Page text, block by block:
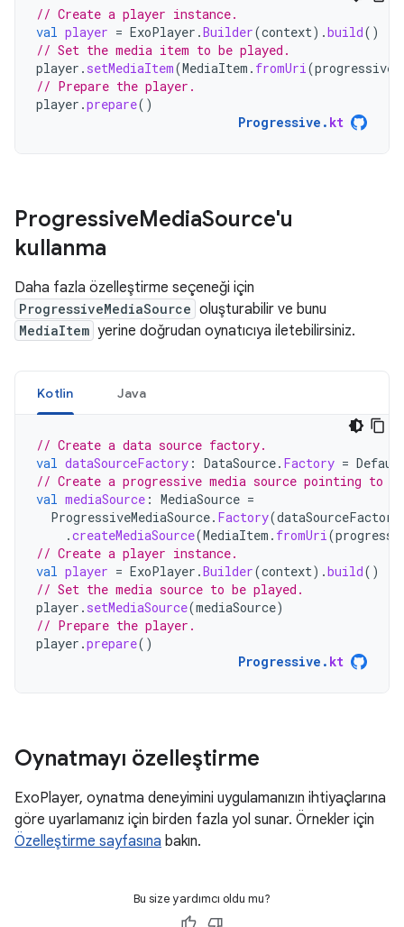
// Create a player instance.
val player = ExoPlayer .Builder(context).build()
// Set the media item to be played.
player . setMediaItem(MediaItem . fromUri(
// Prepare the player.
player .prepare()
Progressive . kt
ProgressiveMediaSource'u
kullanma
Daha fazla özelleştirme seçeneği için
ProgressiveMediaSource oluşturabilir ve bunu
MediaItem yerine doğrudan oynatıcıya iletebilirsiniz.
Kotlin Java
// Create a data source factory.
val dataSourceFactory : DataSource. Factory =
// Create a progressive media source pointing to
val mediaSource : MediaSource =
ProgressiveMediaSource. Factory(dataSourceFactory
.createMediaSource(MediaItem . fromUri(
// Create a player instance.
val player = ExoPlayer .Builder(context).build()
// Set the media source to be played.
player . setMediaSource(mediaSource)
// Prepare the player.
player .prepare()
Progressive . kt
Oynatmayı özelleştirme
ExoPlayer, oynatma deneyimini uygulamanızın ihtiyaçlarına
göre uyarlamanız için birden fazla yol sunar. Örnekler için
Özelleştirme sayfasına bakın.
Bu size yardımcı oldu mu?